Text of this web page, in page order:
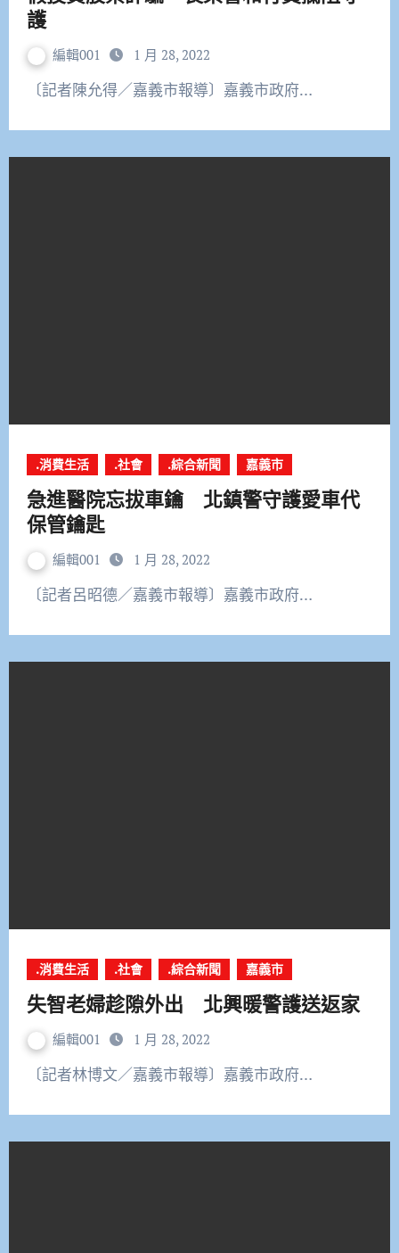
護
編輯001 1 月 28, 2022
〔記者陳允得／嘉義市報導〕嘉義市政府…
.消費生活 .社會 .綜合新聞 嘉義市
急進醫院忘拔車鑰 北鎮警守護愛車代
保管鑰匙
編輯001 1 月 28, 2022
〔記者呂昭德／嘉義市報導〕嘉義市政府…
.消費生活 .社會 .綜合新聞 嘉義市
失智老婦趁隙外出 北興暖警護送返家
編輯001 1 月 28, 2022
〔記者林博文／嘉義市報導〕嘉義市政府…